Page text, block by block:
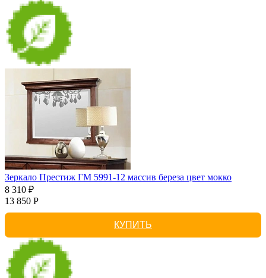
Зеркало Престиж ГМ 5991-12 массив береза цвет мокко
8 310 ₽
13 850 Р
КУПИТЬ